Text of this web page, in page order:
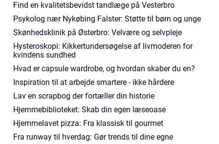
Find en kvalitetsbevidst tandlæge på Vesterbro
Psykolog nær Nykøbing Falster: Støtte til børn og unge
Skønhedsklinik på Østerbro: Velvære og selvpleje
Hysteroskopi: Kikkertundersøgelse af livmoderen for
kvindens sundhed
Hvad er capsule wardrobe, og hvordan skaber du en?
Inspiration til at arbejde smartere - ikke hårdere
Lav en scrapbog der fortæller din historie
Hjemmebiblioteket: Skab din egen læseoase
Hjemmelavet pizza: Fra klassisk til gourmet
Fra runway til hverdag: Gør trends til dine egne